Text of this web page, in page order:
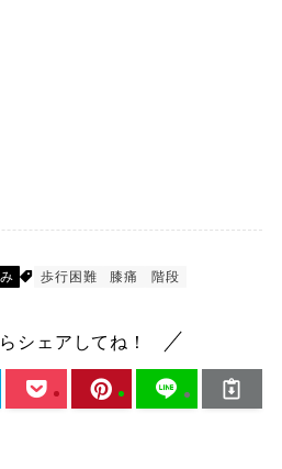
歩行困難 膝痛 階段
シェアしてね！